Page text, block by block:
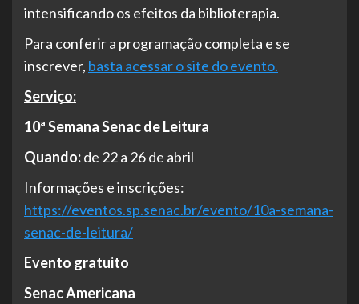
intensificando os efeitos da biblioterapia.
Para conferir a programação completa e se
inscrever, basta acessar o site do evento.
Serviço:
10ª Semana Senac de Leitura
Quando:de 22 a 26 de abril
Informações e inscrições:
https://eventos.sp.senac.br/evento/10a-semana-
senac-de-leitura/
Evento gratuito
Senac Americana